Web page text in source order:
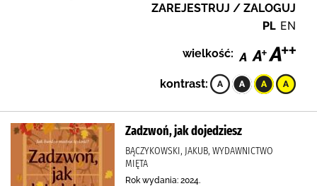
ZAREJESTRUJ / ZALOGUJ
PL EN
wielkość:
kontrast:
Zadzwoń, jak dojedziesz
BĄCZYKOWSKI, JAKUB, WYDAWNICTWO
MIĘTA
Rok wydania: 2024.